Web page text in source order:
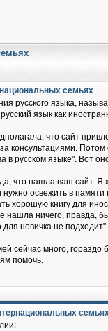
семьях
русского языка,
язык как
что сайт
консультациями.
в русском языке". Вот
что нашла ваш сайт. Я
освежить в памяти
хорошую книгу для
нашла ничего, правда,
новичка не подходит".
сейчас много,
помочь.